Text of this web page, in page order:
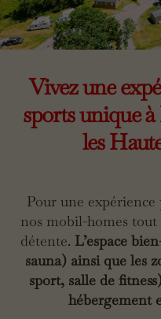
Vivez une
sports unique
les
Pour une
nos mobil-homes
détente. L’espace
sauna) ainsi que les
sport, salle de
hébergement